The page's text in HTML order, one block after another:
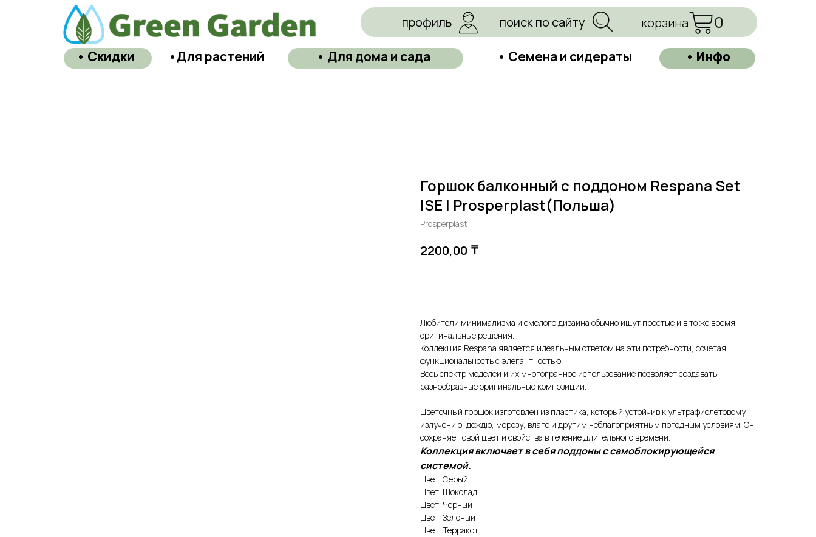
• Инфо
•Для растений • Семена и сидераты
• Для дома и сада
0
• Скидки
профиль поиск по сайту корзина
Горшок балконный с поддоном Respana Set
ISE | Prosperplast(Польша)
Prosperplast
2200,00 ₸
Любители минимализма и смелого дизайна обычно ищут простые и в то же время
оригинальные решения.
Коллекция Respana является идеальным ответом на эти потребности, сочетая
функциональность с элегантностью.
Весь спектр моделей и их многогранное использование позволяет создавать
разнообразные оригинальные композиции.
Цветочный горшок изготовлен из пластика, который устойчив к ультрафиолетовому
излучению, дождю, морозу, влаге и другим неблагоприятным погодным условиям. Он
сохраняет свой цвет и свойства в течение длительного времени.
Коллекция включает в себя поддоны с самоблокирующейся
системой.
Цвет: Серый
Цвет: Шоколад
Цвет: Черный
Цвет: Зеленый
Цвет: Терракот